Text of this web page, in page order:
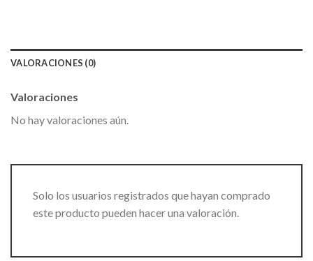
VALORACIONES (0)
Valoraciones
No hay valoraciones aún.
Solo los usuarios registrados que hayan comprado
este producto pueden hacer una valoración.